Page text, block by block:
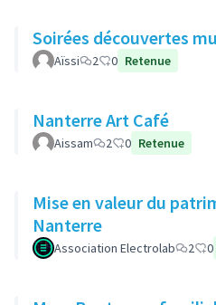
Soirées découvertes
Aïssi 2 0 Retenue
Nanterre Art Café
Aissam 2 0 Retenue
Mise en valeur du
Nanterre
Association Electrolab 2 0